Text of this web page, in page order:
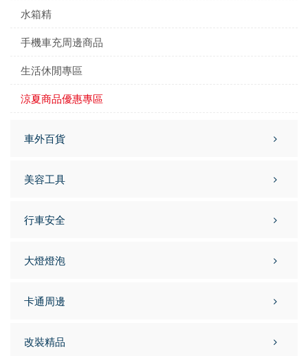
水箱精
手機車充周邊商品
生活休閒專區
涼夏商品優惠專區
車外百貨
美容工具
行車安全
大燈燈泡
卡通周邊
改裝精品